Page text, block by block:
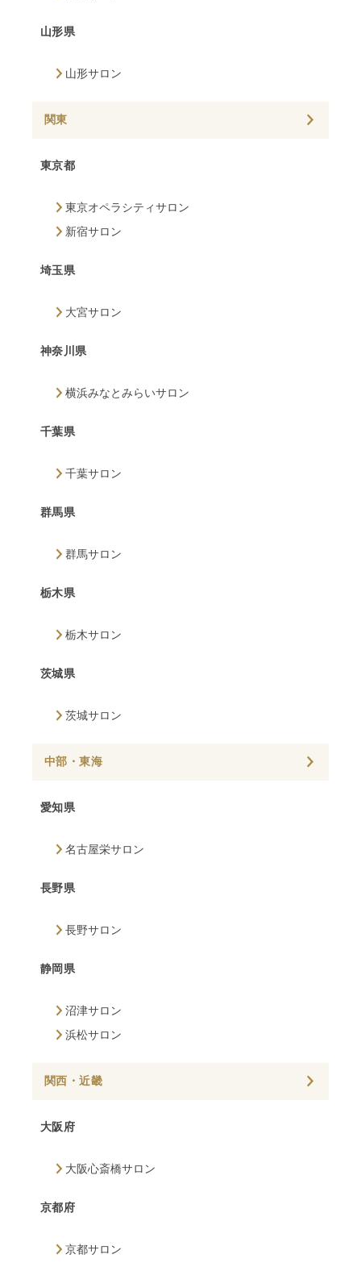
山形県
山形サロン
関東
東京都
東京オペラシティサロン
新宿サロン
埼玉県
大宮サロン
神奈川県
横浜みなとみらいサロン
千葉県
千葉サロン
群馬県
群馬サロン
栃木県
栃木サロン
茨城県
茨城サロン
中部・東海
愛知県
名古屋栄サロン
長野県
長野サロン
静岡県
沼津サロン
浜松サロン
関西・近畿
大阪府
大阪心斎橋サロン
京都府
京都サロン